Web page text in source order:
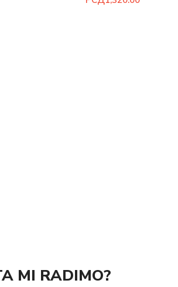
MI RADIMO?